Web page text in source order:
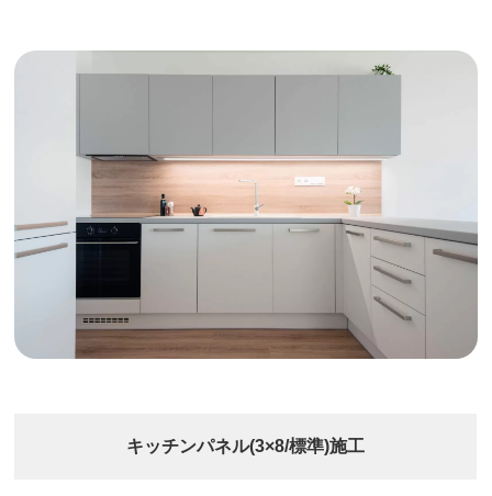
キッチンパネル(3×8/標準)施工